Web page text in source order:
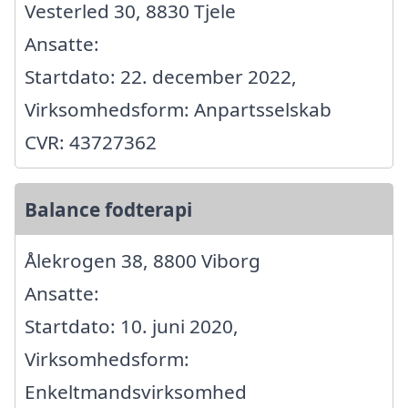
Vesterled 30, 8830 Tjele
Ansatte:
Startdato: 22. december 2022,
Virksomhedsform: Anpartsselskab
CVR: 43727362
Balance fodterapi
Ålekrogen 38, 8800 Viborg
Ansatte:
Startdato: 10. juni 2020,
Virksomhedsform:
Enkeltmandsvirksomhed